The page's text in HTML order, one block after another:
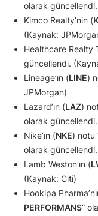
olarak
Kimco Realty’nin (
(Kaynak:
Healthcare Realty
güncellendi.
Lineage’ın (LINE)
JPMorgan)
Lazard’ın (LAZ)
olarak
Nike’ın (NKE) notu
olarak
Lamb Weston’ın (
(Kaynak: Citi)
Hookipa
PERFORMANS”